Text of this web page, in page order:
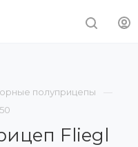
полуприцепы
Fliegl